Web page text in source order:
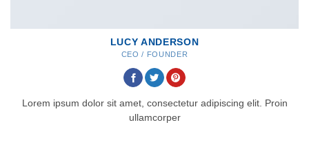
LUCY ANDERSON
CEO / FOUNDER
Lorem ipsum dolor sit amet, consectetur adipiscing elit. Proin
ullamcorper